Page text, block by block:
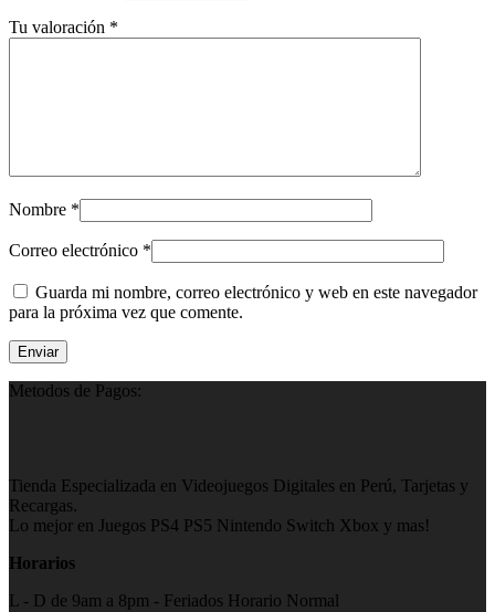
Tu valoración *
Nombre *
Correo electrónico *
Guarda mi nombre, correo electrónico y web en este navegador
para la próxima vez que comente.
Metodos de Pagos:
Tienda Especializada en Videojuegos Digitales en Perú, Tarjetas y
Recargas.
Lo mejor en Juegos PS4 PS5 Nintendo Switch Xbox y mas!
Horarios
L - D de 9am a 8pm - Feriados Horario Normal